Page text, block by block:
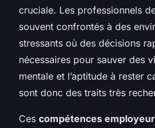
cruciale. Les professionnels
souvent confrontés à des
stressants où des décisions
nécessaires pour sauver des
mentale et l’aptitude à rester
sont donc des traits très
Ces compétences